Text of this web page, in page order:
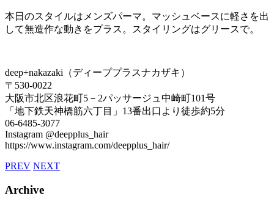
本日のスタイルはメンズパーマ。マッシュベースに軽さを出
して無造作な動きをプラス。スタイリングはグリースで。
deep+nakazaki（ディーププラスナカザキ）
〒530-0022
大阪市北区浪花町5－2パッサージュ中崎町101号
「地下鉄天神橋筋六丁目」13番出口より徒歩約5分
06-6485-3077
Instagram @deepplus_hair
https://www.instagram.com/deepplus_hair/
PREV NEXT
Archive